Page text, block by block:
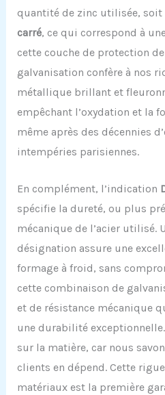
quantité de zinc utilisée, soit
carré, ce qui correspond à
cette couche de protection de
galvanisation confère à nos
métallique brillant et
empêchant l’oxydation et la
même après des décennies
intempéries parisiennes.
En complément, l’indication
spécifie la dureté, ou plus
mécanique de l’acier utilisé.
désignation assure une
formage à froid, sans
cette combinaison de
et de résistance mécanique
une durabilité
sur la matière, car nous
clients en dépend. Cette
matériaux est la première